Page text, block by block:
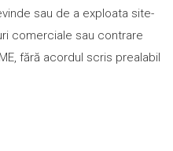
sau de a exploata site-
comerciale sau contrare
fără acordul scris prealabil